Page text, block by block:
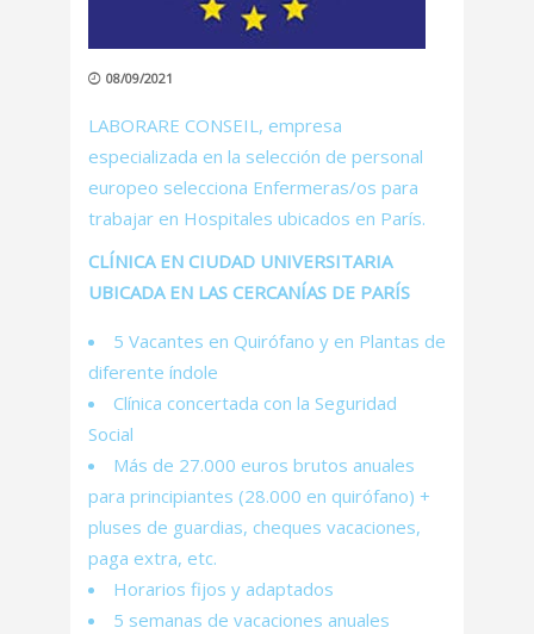
08/09/2021
LABORARE CONSEIL, empresa
especializada en la selección de personal
europeo selecciona Enfermeras/os para
trabajar en Hospitales ubicados en París.
CLÍNICA EN CIUDAD UNIVERSITARIA
UBICADA EN LAS CERCANÍAS DE PARÍS
5 Vacantes en Quirófano y en Plantas de
diferente índole
Clínica concertada con la Seguridad
Social
Más de 27.000 euros brutos anuales
para principiantes (28.000 en quirófano) +
pluses de guardias, cheques vacaciones,
paga extra, etc.
Horarios fijos y adaptados
5 semanas de vacaciones anuales